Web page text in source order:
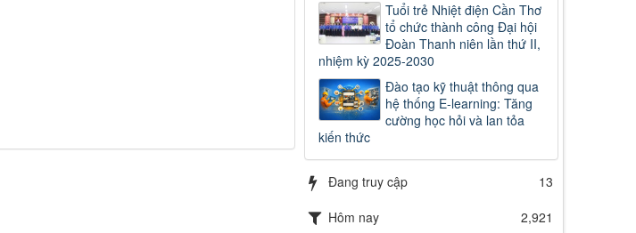
Tuổi trẻ Nhiệt điện Cần Thơ
tổ chức thành công Đại hội
Đoàn Thanh niên lần thứ II,
nhiệm kỳ 2025-2030
Đào tạo kỹ thuật thông qua
hệ thống E-learning: Tăng
cường học hỏi và lan tỏa
kiến thức
Đang truy cập
13
Hôm nay
2,921